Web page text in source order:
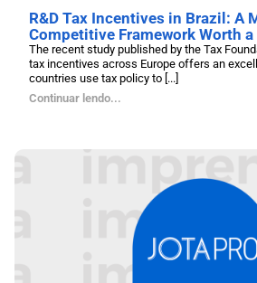
R&D Tax Incentives in Brazil: A
Competitive Framework Worth
The recent study published by the Tax
tax incentives across Europe offers an
countries use tax policy to [...]
Continuar lendo...